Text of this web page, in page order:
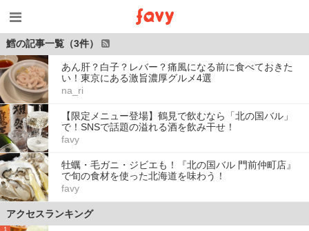
鱈の記事一覧（3件）
あん肝？白子？レバー？痛風になる前に食べておきた
い！東京にある激旨濃厚グルメ4選
na_ri
【限定メニュー登場】鶴見で飲むなら「北の国バル」
で！SNSで話題の溢れる酒を飲み干せ！
favy
牡蠣・毛ガニ・ジビエも！『北の国バル 門前仲町店』
で旬の食材を使った北海道を味わう！
favy
アクセスランキング
1